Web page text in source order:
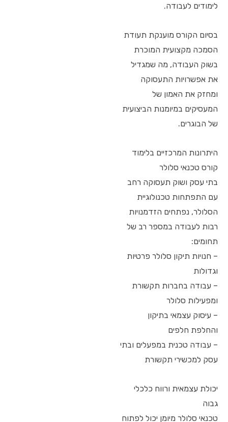
לימודים לעבודה.
בסיום הקורס מוענקת תעודת
הסמכה מקצועית המוכרת
בשוק העבודה, מה שמגדיל
את אפשרויות התעסוקה
ומחזק את האמון של
המעסיקים במיומנות הביצועית
של הבוגרים.
היתרונות המרכזיים בלימוד
קורס טכנאי סלולר
בתי עסק ושוק תעסוקה רחב
עם התפתחות טכנולוגיית
הסלולר, נפתחים הזדמנויות
רבות לעבודה במספר רב של
תחומים:
– חנויות תיקון סלולר פרטיות
וגדולות
– עבודה בחברות תקשורת
ומפעילות סלולר
– עיסוק עצמאי בתיקון
והחלפת חלפים
– עבודה טכנית במפעלים ובתי
עסק למכשירי תקשורת
יכולת עצמאית ורווח כלכלי
גבוה
טכנאי סלולר מיומן יכול לפתוח